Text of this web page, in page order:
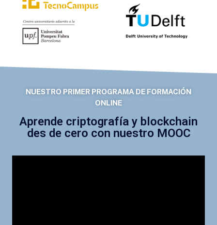
NUESTRO PRIMER PROGRAMA DE FORMACIÓN
ONLINE
Aprende criptografía y blockchain
des de cero con nuestro MOOC